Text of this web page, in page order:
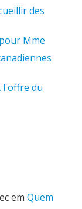
des
Mme
l'offre du
em Quem